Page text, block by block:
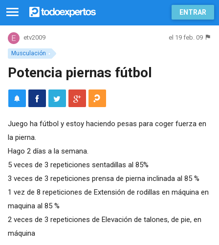
ENTRAR
Musculación
etv2009 el 19 feb. 09
Potencia piernas fútbol
Juego ha fútbol y estoy haciendo pesas para coger fuerza en
la pierna.
Hago 2 días a la semana.
5 veces de 3 repeticiones sentadillas al 85%
3 veces de 3 repeticiones prensa de pierna inclinada al 85 %
1 vez de 8 repeticiones de Extensión de rodillas en máquina en
maquina al 85 %
2 veces de 3 repeticiones de Elevación de talones, de pie, en
máquina